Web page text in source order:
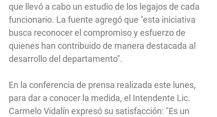
que llevó a cabo un estudio de los legajos de cada
funcionario. La fuente agregó que "esta iniciativa
busca reconocer el compromiso y esfuerzo de
quienes han contribuido de manera destacada al
desarrollo del departamento".
En la conferencia de prensa realizada este lunes,
para dar a conocer la medida, el Intendente Lic.
Carmelo Vidalín expresó su satisfacción: "Es un